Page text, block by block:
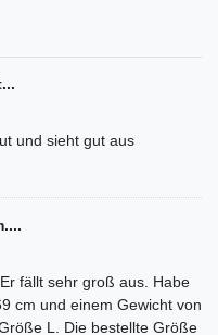
und sieht gut aus
fällt sehr groß aus. Habe
cm und einem Gewicht von
L. Die bestellte Größe